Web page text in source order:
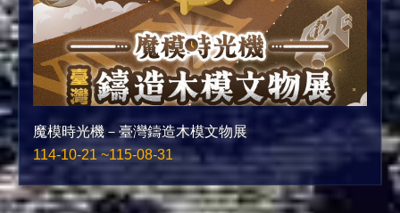
魔模時光機－臺灣鑄造木模文物展
114-10-21 ~115-08-31